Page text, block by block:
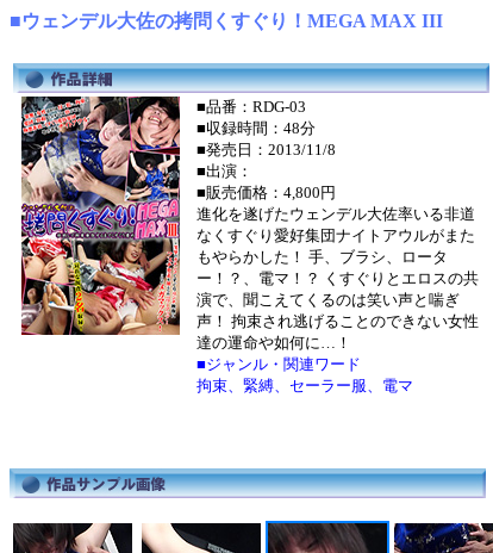
■ウェンデル大佐の拷問くすぐり！MEGA MAX III
■品番：RDG-03
■収録時間：48分
■発売日：2013/11/8
■出演：
■販売価格：4,800円
進化を遂げたウェンデル大佐率いる非道
なくすぐり愛好集団ナイトアウルがまた
もやらかした！ 手、ブラシ、ロータ
ー！？、電マ！？ くすぐりとエロスの共
演で、聞こえてくるのは笑い声と喘ぎ
声！ 拘束され逃げることのできない女性
達の運命や如何に…！
■ジャンル・関連ワード
拘束、緊縛、セーラー服、電マ